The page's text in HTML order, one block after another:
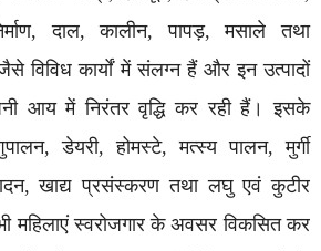
दाल, कालीन, पापड़, मसाले तथा
विविध कार्यों में संलग्न हैं और इन उत्पादों
आय में निरंतर वृद्धि कर रही हैं। इसके
डेयरी, होमस्टे, मत्स्य पालन, मुर्गी
खाद्य प्रसंस्करण तथा लघु एवं कुटीर
महिलाएं स्वरोजगार के अवसर विकसित कर